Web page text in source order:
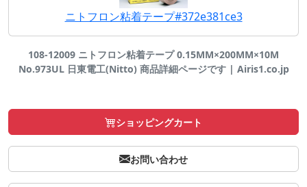
ニトフロン粘着テープ#372e381ce3
108-12009 ニトフロン粘着テープ 0.15MM×200MM×10M
No.973UL 日東電工(Nitto) 商品詳細ページです | Airis1.co.jp
ショッピングカート
お問い合わせ